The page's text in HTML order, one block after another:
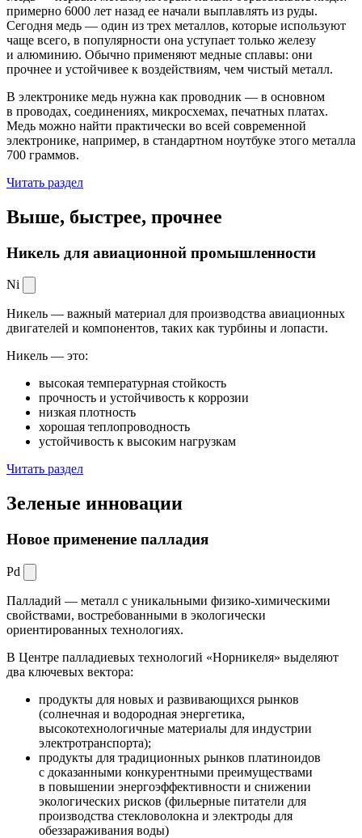
примерно 6000 лет назад ее начали выплавлять из руды.
Сегодня медь — один из трех металлов, которые используют
чаще всего, в популярности она уступает только железу
и алюминию. Обычно применяют медные сплавы: они
прочнее и устойчивее к воздействиям, чем чистый металл.
В электронике медь нужна как проводник — в основном
в проводах, соединениях, микросхемах, печатных платах.
Медь можно найти практически во всей современной
электронике, например, в стандартном ноутбуке этого металла
700 граммов.
Читать раздел
Выше, быстрее, прочнее
Никель для авиационной промышленности
Ni
Никель — важный материал для производства авиационных
двигателей и компонентов, таких как турбины и лопасти.
Никель — это:
высокая температурная стойкость
прочность и устойчивость к коррозии
низкая плотность
хорошая теплопроводность
устойчивость к высоким нагрузкам
Читать раздел
Зеленые инновации
Новое применение палладия
Pd
Палладий — металл с уникальными физико-химическими
свойствами, востребованными в экологически
ориентированных технологиях.
В Центре палладиевых технологий «Норникеля» выделяют
два ключевых вектора:
продукты для новых и развивающихся рынков
(солнечная и водородная энергетика,
высокотехнологичные материалы для индустрии
электротранспорта);
продукты для традиционных рынков платиноидов
с доказанными конкурентными преимуществами
в повышении энергоэффективности и снижении
экологических рисков (фильерные питатели для
производства стекловолокна и электроды для
обеззараживания воды)